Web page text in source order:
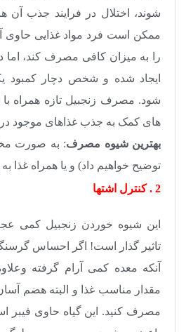
شوند، اختلال در فرایند جذب
ممکن است فرد مواد غذایی حاوی
را به میزان کافی مصرف کند، اما
ایجاد شده و شخص دچار کمبود
شود. مصرف زنجبیل تازه همراه با
های کمک به جذب غذاهای موجود
بهترین شیوه مصرف: به صورت
توضیح خواهیم داد) و یا همراه غذا به
2 . کنترل اشتها
این شیوه خوردن زنجبیل کمی
تاثیر گذار است! اگر احساس
آنکه معده کمی آرام گرفته
مقدار مناسب غذا و البته هضم
مصرف کنید. این گیاه حاوی فیبر